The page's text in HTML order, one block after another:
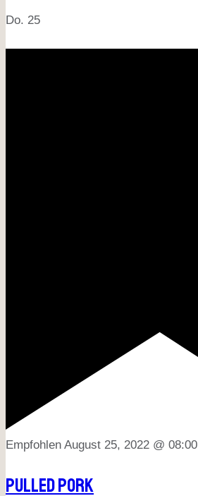
Do. 25
Empfohlen August 25, 2022 @ 08:00
Pulled Pork